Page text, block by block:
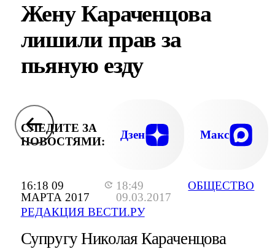
16:18 09
МАРТА 2017
18:49
09.03.2017
РЕДАКЦИЯ ВЕСТИ.РУ
ОБЩЕСТВО
Жену Караченцова
лишили прав за
пьяную езду
СЛЕДИТЕ ЗА
НОВОСТЯМИ:
Дзен Макс
Супругу Николая Караченцова